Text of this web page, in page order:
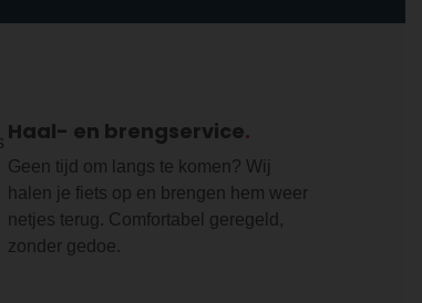
Haal- en brengservice
Geen tijd om langs te komen? Wij
halen je fiets op en brengen hem weer
netjes terug. Comfortabel geregeld,
zonder gedoe.